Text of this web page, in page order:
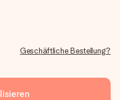
Geschäftliche Bestellung?